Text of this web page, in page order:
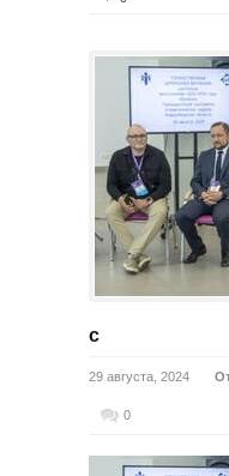
с
29 августа, 2024
0